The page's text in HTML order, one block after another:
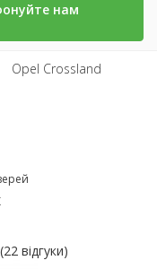
нам
Opel Crossland
22 відгуки)